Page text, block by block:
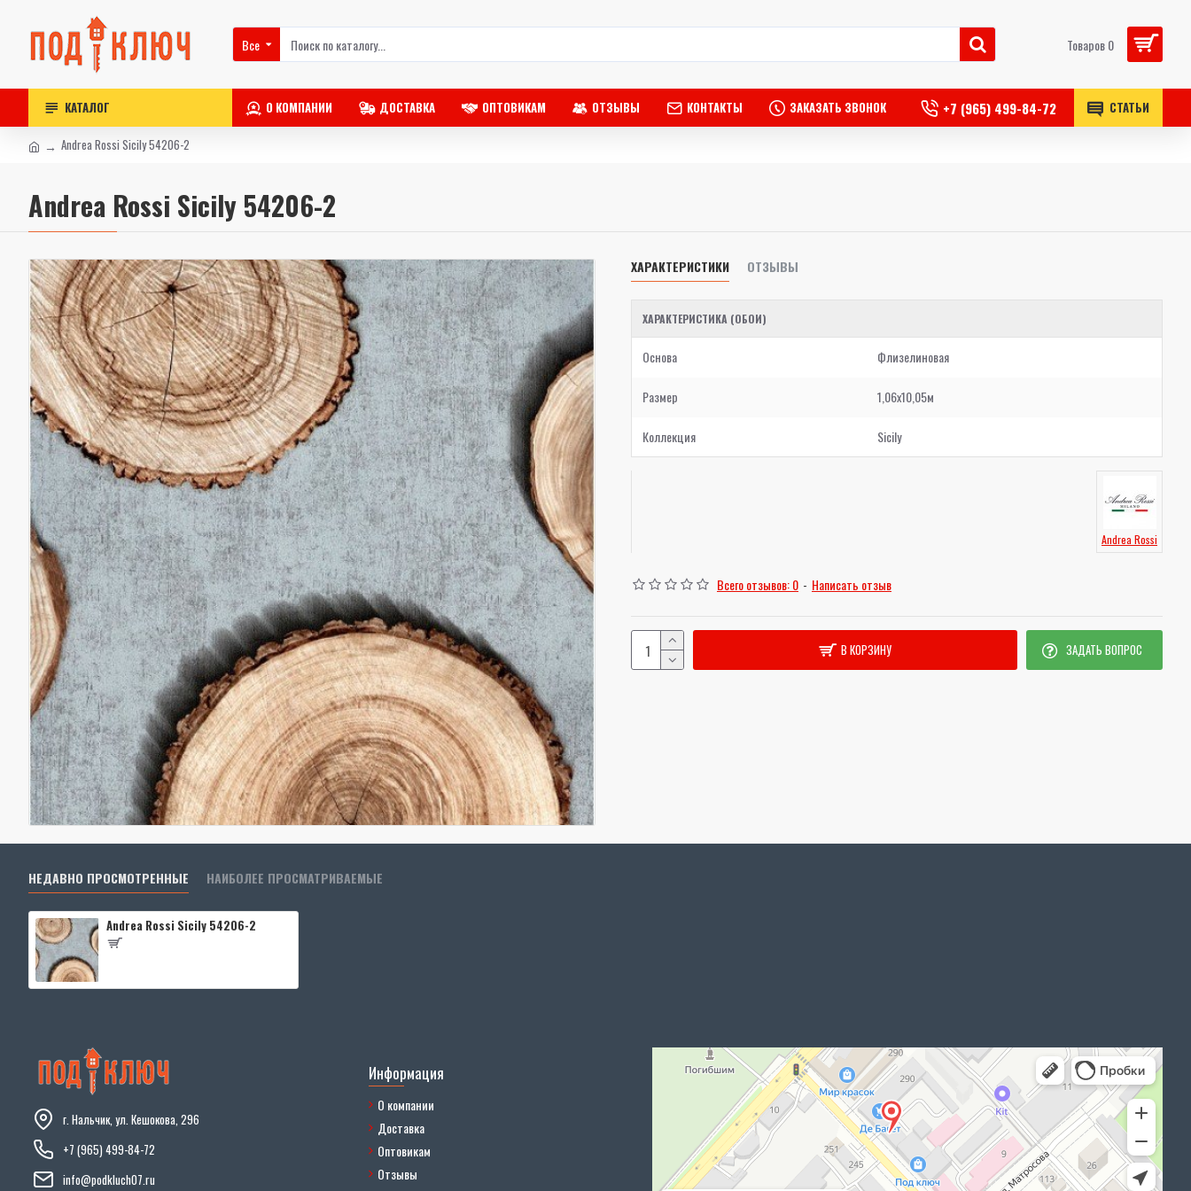
Все Товаров 0
КАТАЛОГ О КОМПАНИИ ДОСТАВКА ОПТОВИКАМ ОТЗЫВЫ КОНТАКТЫ ЗАКАЗАТЬ ЗВОНОК +7 (965) 499-84-72 СТАТЬИ
Andrea Rossi Sicily 54206-2
Andrea Rossi Sicily 54206-2
ХАРАКТЕРИСТИКИ ОТЗЫВЫ
ХАРАКТЕРИСТИКА (ОБОИ)
Основа Флизелиновая
Размер 1,06x10,05м
Коллекция Sicily
Andrea Rossi
Всего отзывов: 0 - Написать отзыв
В КОРЗИНУ ЗАДАТЬ ВОПРОС
НЕДАВНО ПРОСМОТРЕННЫЕ НАИБОЛЕЕ ПРОСМАТРИВАЕМЫЕ
Andrea Rossi Sicily 54206-2
г. Нальчик, ул. Кешокова, 296
+7 (965) 499-84-72
info@podkluch07.ru
Информация
О компании
Доставка
Оптовикам
Отзывы